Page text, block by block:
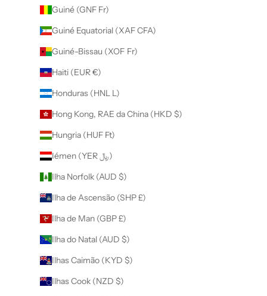
Guiné (GNF Fr)
Guiné Equatorial (XAF CFA)
Guiné-Bissau (XOF Fr)
Haiti (EUR €)
Honduras (HNL L)
Hong Kong, RAE da China (HKD $)
Hungria (HUF Ft)
Iémen (YER ﷼)
Ilha Norfolk (AUD $)
Ilha de Ascensão (SHP £)
Ilha de Man (GBP £)
Ilha do Natal (AUD $)
Ilhas Caimão (KYD $)
Ilhas Cook (NZD $)